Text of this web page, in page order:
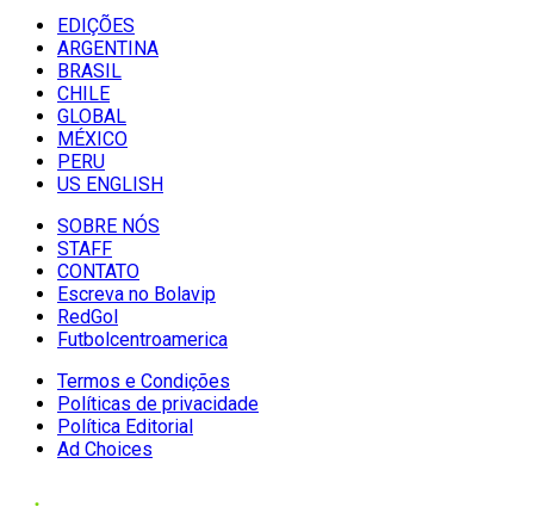
EDIÇÕES
ARGENTINA
BRASIL
CHILE
GLOBAL
MÉXICO
PERU
US ENGLISH
SOBRE NÓS
STAFF
CONTATO
Escreva no Bolavip
RedGol
Futbolcentroamerica
Termos e Condições
Políticas de privacidade
Política Editorial
Ad Choices